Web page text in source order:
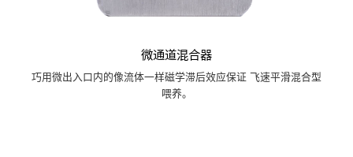
微通道混合器
巧用微出入口内的像流体一样磁学滞后效应保证 飞速平滑混合型
喂养。